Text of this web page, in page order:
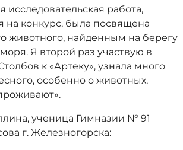
исследовательская работа,
на конкурс, была посвящена
животного, найденным на берегу
Я второй раз участвую в
к «Артеку», узнала много
особенно о животных,
ученица Гимназии № 91
г. Железногорска: